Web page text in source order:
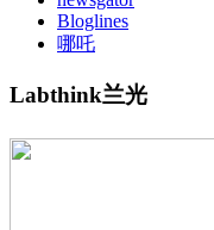
Bloglines
哪吒
Labthink兰光